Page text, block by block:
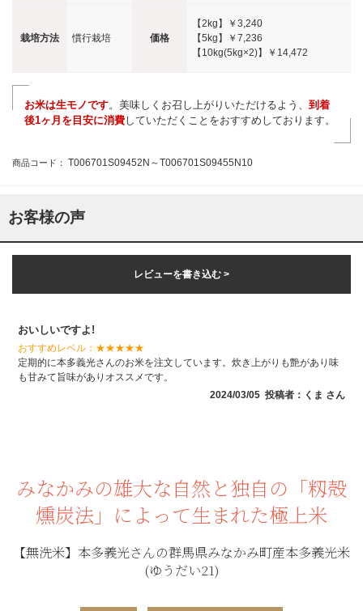
栽培方法 慣行栽培 価格
【2kg】
￥3,240
【5kg】
￥7,236
【10kg(5kg×2)】
￥14,472
お米は生モノです。美味しくお召し上がりいただけるよう、 到着
後1ヶ月を目安に消費していただくことをおすすめしております。
商品コード： T006701S09452N～T006701S09455N10
お客様の声
レビューを書き込む >
おいしいですよ!
おすすめレベル： ★★★★★
定期的に本多義光さんのお米を注文しています。炊き上がりも艶があり味
も甘みて旨味がありオススメです。
2024/03/05 投稿者：くま さん
みなかみの雄大な自然と独自の「籾殻
燻炭法」によって生まれた極上米
【無洗米】本多義光さんの群馬県みなかみ町産本多義光米
(ゆうだい21)